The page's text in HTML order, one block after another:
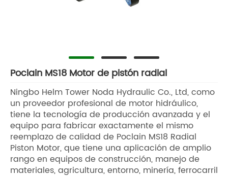
Poclain MS18 Motor de pistón radial
Ningbo Helm Tower Noda Hydraulic Co., Ltd, como
un proveedor profesional de motor hidráulico,
tiene la tecnología de producción avanzada y el
equipo para fabricar exactamente el mismo
reemplazo de calidad de Poclain MS18 Radial
Piston Motor, que tiene una aplicación de amplio
rango en equipos de construcción, manejo de
materiales, agricultura, entorno, minería, ferrocarril